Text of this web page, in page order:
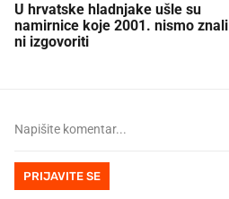
U hrvatske hladnjake ušle su
namirnice koje 2001. nismo znali
ni izgovoriti
PRIJAVITE SE